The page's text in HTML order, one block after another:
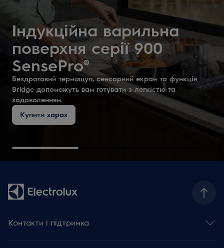
Індукційна варильна
поверхня серії 900
SensePro®
Бездротовий термощуп, сенсорний екран та функція
Bridge допоможуть вам готувати з легкістю та
задоволенням.
Купити зараз
Контакти і підтримка